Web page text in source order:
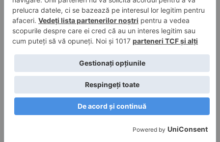
microbuzul cu juniorii lui Dinamo 2